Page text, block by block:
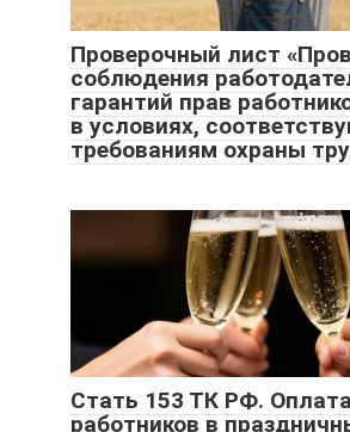
Проверочный лист
соблюдения
гарантий прав
в условиях,
требованиям охраны
Стать 153 ТК РФ.
работников в